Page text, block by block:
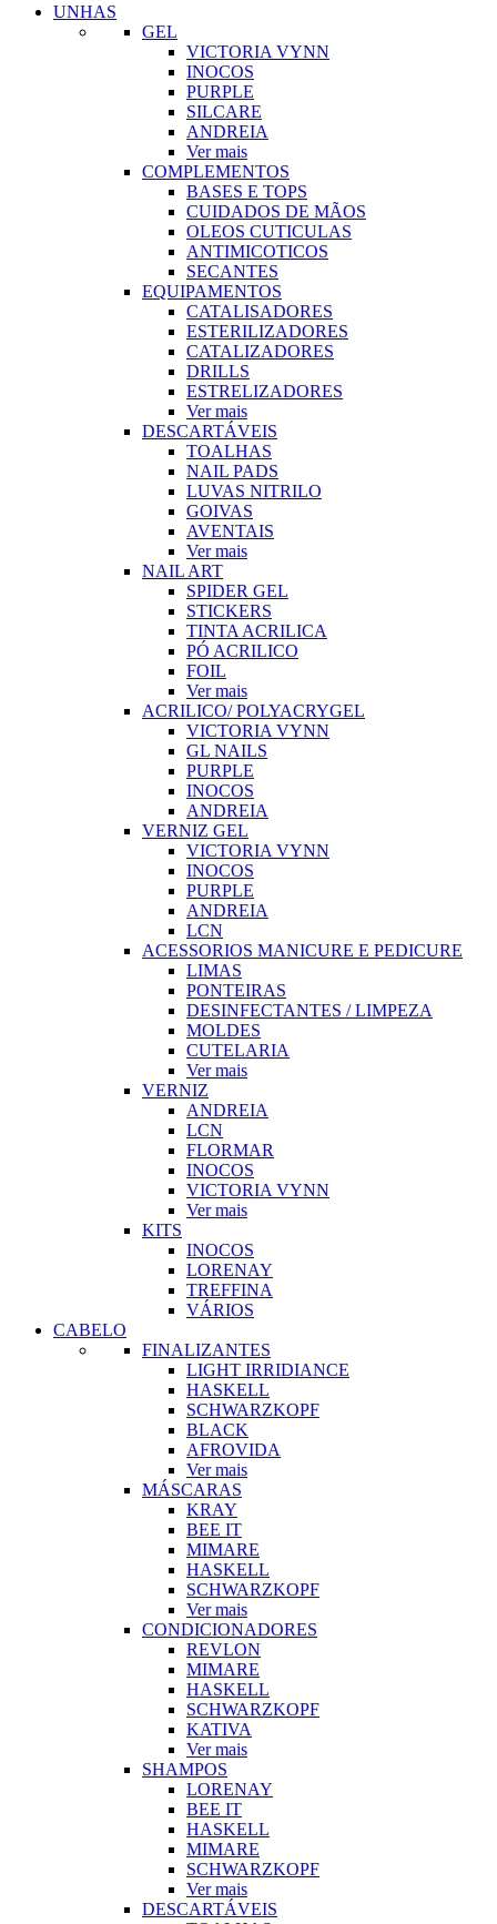
UNHAS
GEL
VICTORIA VYNN
INOCOS
PURPLE
SILCARE
ANDREIA
Ver mais
COMPLEMENTOS
BASES E TOPS
CUIDADOS DE MÃOS
OLEOS CUTICULAS
ANTIMICOTICOS
SECANTES
EQUIPAMENTOS
CATALISADORES
ESTERILIZADORES
CATALIZADORES
DRILLS
ESTRELIZADORES
Ver mais
DESCARTÁVEIS
TOALHAS
NAIL PADS
LUVAS NITRILO
GOIVAS
AVENTAIS
Ver mais
NAIL ART
SPIDER GEL
STICKERS
TINTA ACRILICA
PÓ ACRILICO
FOIL
Ver mais
ACRILICO/ POLYACRYGEL
VICTORIA VYNN
GL NAILS
PURPLE
INOCOS
ANDREIA
VERNIZ GEL
VICTORIA VYNN
INOCOS
PURPLE
ANDREIA
LCN
ACESSORIOS MANICURE E PEDICURE
LIMAS
PONTEIRAS
DESINFECTANTES / LIMPEZA
MOLDES
CUTELARIA
Ver mais
VERNIZ
ANDREIA
LCN
FLORMAR
INOCOS
VICTORIA VYNN
Ver mais
KITS
INOCOS
LORENAY
TREFFINA
VÁRIOS
CABELO
FINALIZANTES
LIGHT IRRIDIANCE
HASKELL
SCHWARZKOPF
BLACK
AFROVIDA
Ver mais
MÁSCARAS
KRAY
BEE IT
MIMARE
HASKELL
SCHWARZKOPF
Ver mais
CONDICIONADORES
REVLON
MIMARE
HASKELL
SCHWARZKOPF
KATIVA
Ver mais
SHAMPOS
LORENAY
BEE IT
HASKELL
MIMARE
SCHWARZKOPF
Ver mais
DESCARTÁVEIS